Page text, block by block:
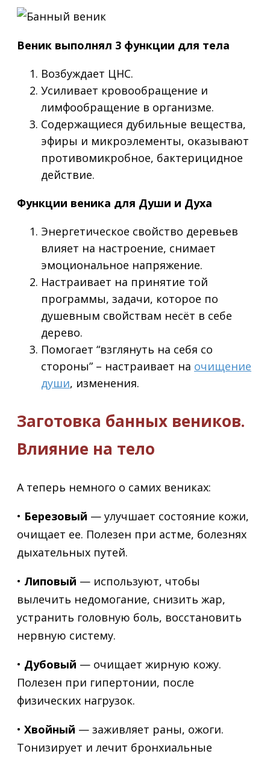
Веник выполнял 3 функции для тела
Возбуждает ЦНС.
Усиливает кровообращение и
лимфообращение в организме.
Содержащиеся дубильные вещества,
эфиры и микроэлементы, оказывают
противомикробное, бактерицидное
действие.
Функции веника для Души и Духа
Энергетическое свойство деревьев
влияет на настроение, снимает
эмоциональное напряжение.
Настраивает на принятие той
программы, задачи, которое по
душевным свойствам несёт в себе
дерево.
Помогает “взглянуть на себя со
стороны” – настраивает на очищение
души, изменения.
Заготовка банных веников.
Влияние на тело
А теперь немного о самих вениках:
• Березовый — улучшает состояние кожи,
очищает ее. Полезен при астме, болезнях
дыхательных путей.
• Липовый — используют, чтобы
вылечить недомогание, снизить жар,
устранить головную боль, восстановить
нервную систему.
• Дубовый — очищает жирную кожу.
Полезен при гипертонии, после
физических нагрузок.
• Хвойный — заживляет раны, ожоги.
Тонизирует и лечит бронхиальные